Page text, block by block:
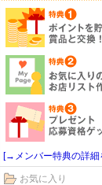
[→メンバー特典の詳細
お気に入り